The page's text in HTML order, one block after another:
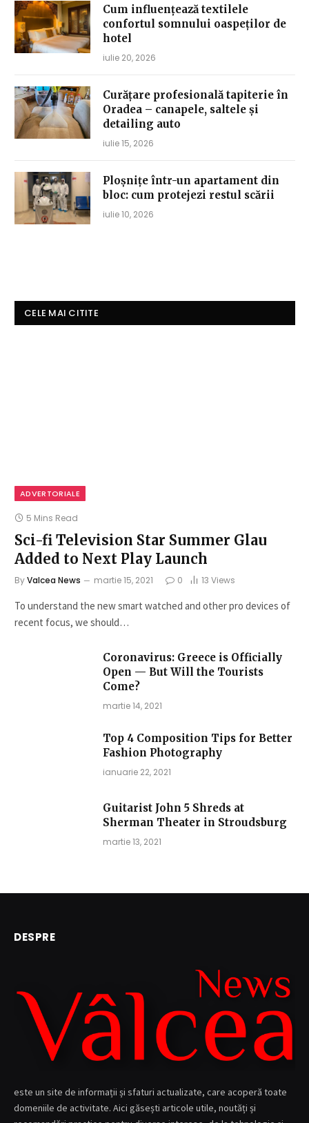
Cum influențează textilele
confortul somnului oaspeților de
hotel
iulie 20, 2026
Curățare profesională tapiterie în
Oradea – canapele, saltele și
detailing auto
iulie 15, 2026
Ploșnițe într-un apartament din
bloc: cum protejezi restul scării
iulie 10, 2026
CELE MAI CITITE
ADVERTORIALE
5 Mins Read
Sci-fi Television Star Summer Glau
Added to Next Play Launch
ByValcea News martie 15, 2021 0 13 Views
To understand the new smart watched and other pro devices of
recent focus, we should…
Coronavirus: Greece is Officially
Open — But Will the Tourists
Come?
martie 14, 2021
Top 4 Composition Tips for Better
Fashion Photography
ianuarie 22, 2021
Guitarist John 5 Shreds at
Sherman Theater in Stroudsburg
martie 13, 2021
DESPRE
este un site de informații și sfaturi actualizate, care acoperă toate
domeniile de activitate. Aici găsești articole utile, noutăți și